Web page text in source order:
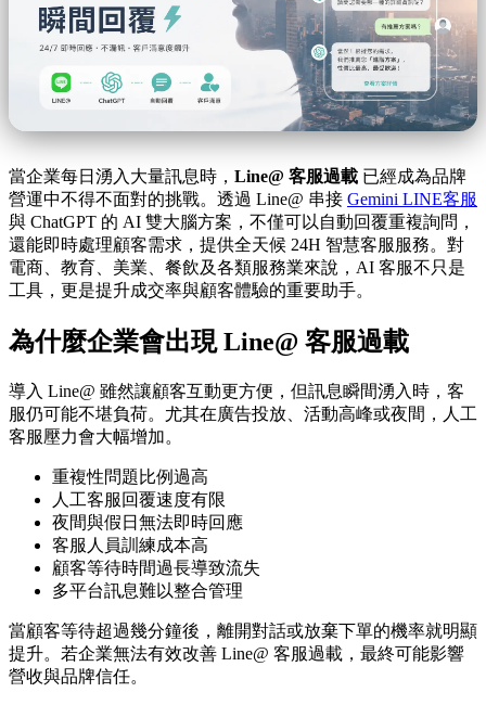
當企業每日湧入大量訊息時， Line@ 客服過載 已經成為品牌
營運中不得不面對的挑戰。透過 Line@ 串接 Gemini LINE客服
與 ChatGPT 的 AI 雙大腦方案，不僅可以自動回覆重複詢問，
還能即時處理顧客需求，提供全天候 24H 智慧客服服務。對
電商、教育、美業、餐飲及各類服務業來說，AI 客服不只是
工具，更是提升成交率與顧客體驗的重要助手。
為什麼企業會出現 Line@ 客服過載
導入 Line@ 雖然讓顧客互動更方便，但訊息瞬間湧入時，客
服仍可能不堪負荷。尤其在廣告投放、活動高峰或夜間，人工
客服壓力會大幅增加。
重複性問題比例過高
人工客服回覆速度有限
夜間與假日無法即時回應
客服人員訓練成本高
顧客等待時間過長導致流失
多平台訊息難以整合管理
當顧客等待超過幾分鐘後，離開對話或放棄下單的機率就明顯
提升。若企業無法有效改善 Line@ 客服過載，最終可能影響
營收與品牌信任。